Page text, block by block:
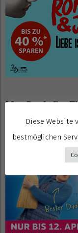
Mrs. Doubtfire
Diese Website
bestmöglichen